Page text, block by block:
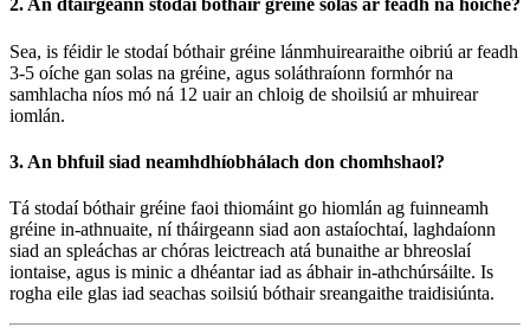
2. An dtáirgeann stodaí bóthair gréine solas ar feadh na hoíche?
Sea, is féidir le stodaí bóthair gréine lánmhuirearaithe oibriú ar feadh
3-5 oíche gan solas na gréine, agus soláthraíonn formhór na
samhlacha níos mó ná 12 uair an chloig de shoilsiú ar mhuirear
iomlán.
3. An bhfuil siad neamhdhíobhálach don chomhshaol?
Tá stodaí bóthair gréine faoi thiomáint go hiomlán ag fuinneamh
gréine in-athnuaite, ní tháirgeann siad aon astaíochtaí, laghdaíonn
siad an spleáchas ar chóras leictreach atá bunaithe ar bhreoslaí
iontaise, agus is minic a dhéantar iad as ábhair in-athchúrsáilte. Is
rogha eile glas iad seachas soilsiú bóthair sreangaithe traidisiúnta.